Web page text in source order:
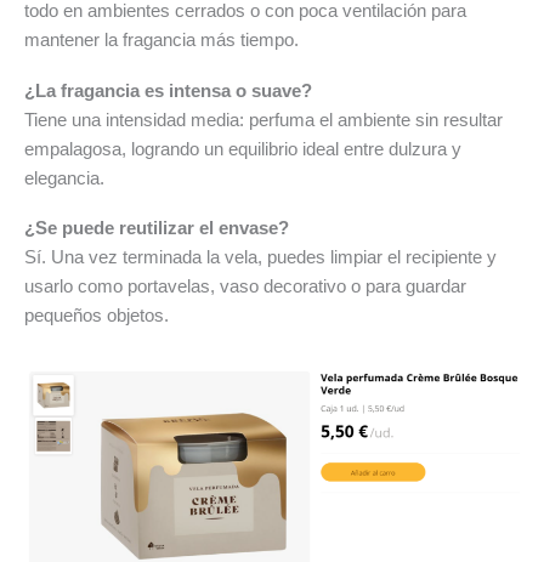
todo en ambientes cerrados o con poca ventilación para
mantener la fragancia más tiempo.
¿La fragancia es intensa o suave?
Tiene una intensidad media: perfuma el ambiente sin resultar
empalagosa, logrando un equilibrio ideal entre dulzura y
elegancia.
¿Se puede reutilizar el envase?
Sí. Una vez terminada la vela, puedes limpiar el recipiente y
usarlo como portavelas, vaso decorativo o para guardar
pequeños objetos.